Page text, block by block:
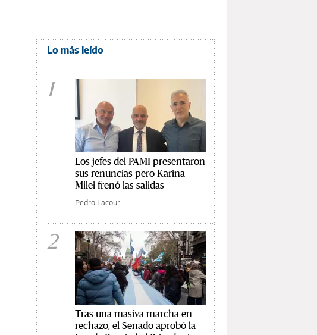
Lo más leído
1
Los jefes del PAMI presentaron
sus renuncias pero Karina
Milei frenó las salidas
Pedro Lacour
2
Tras una masiva marcha en
rechazo, el Senado aprobó la